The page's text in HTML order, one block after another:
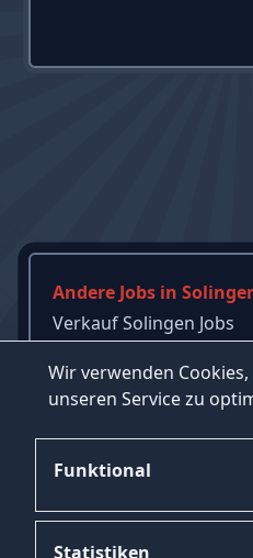
Wir verwenden
unseren Service zu
Funktional
Statistiken
Andere Jobs in
Verkauf Solingen Jobs
Mehr Jobs in